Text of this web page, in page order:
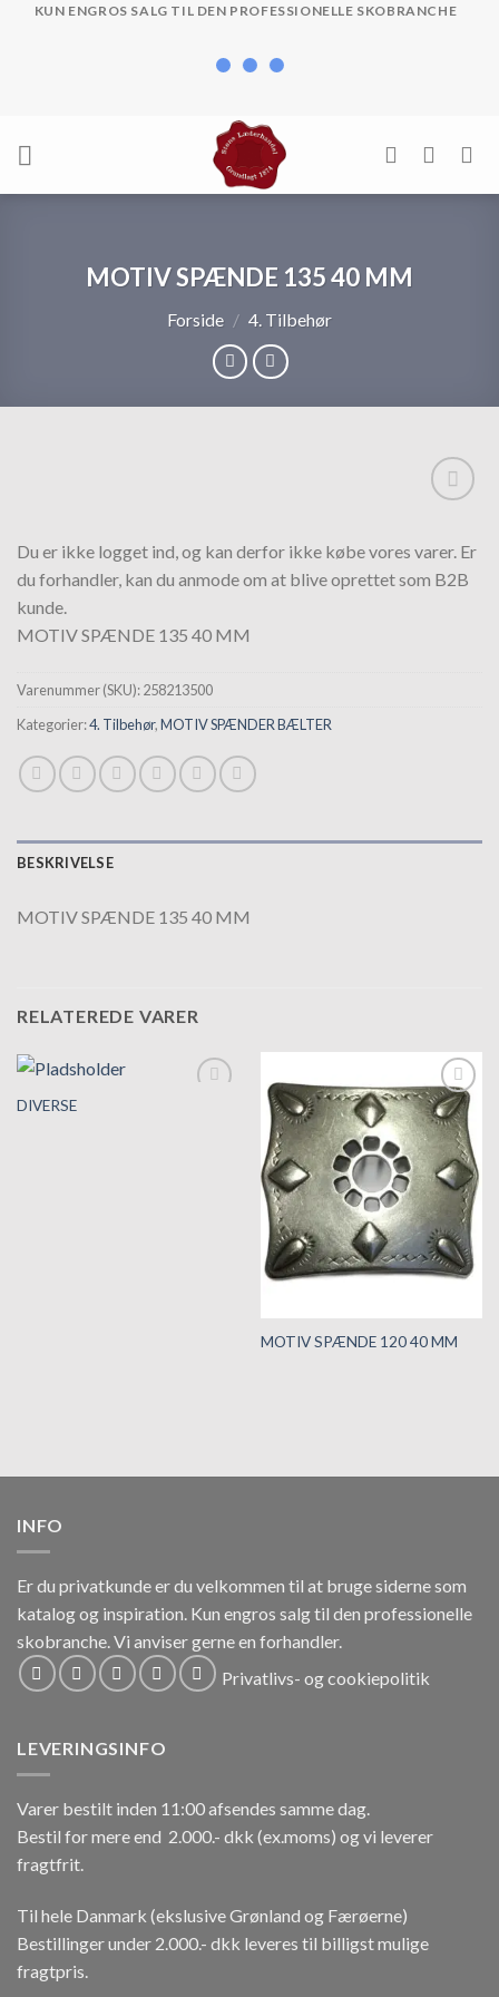
KUN ENGROS SALG TIL DEN PROFESSIONELLE SKOBRANCHE
MOTIV SPÆNDE 135 40 MM
Forside / 4. Tilbehør
hurtigliste
Du er ikke logget ind, og kan derfor ikke købe vores varer. Er
du forhandler, kan du anmode om at blive oprettet som B2B
kunde.
MOTIV SPÆNDE 135 40 MM
Varenummer (SKU):258213500
Kategorier:4. Tilbehør,MOTIV SPÆNDER BÆLTER
BESKRIVELSE
MOTIV SPÆNDE 135 40 MM
RELATEREDE VARER
DIVERSE
Tilføj til
hurtigliste
MOTIV SPÆNDE 120 40 MM
INFO
Er du privatkunde er du velkommen til at bruge siderne som
katalog og inspiration. Kun engros salg til den professionelle
skobranche.Vi anviser gerne en forhandler.
Privatlivs- og cookiepolitik
LEVERINGSINFO
Varer bestilt inden 11:00 afsendes samme dag.
Bestil for mere end 2.000.- dkk (ex.moms) og vi leverer
fragtfrit.
Til hele Danmark (ekslusive Grønland og Færøerne)
Bestillinger under 2.000.- dkk leveres til billigst mulige
fragtpris.